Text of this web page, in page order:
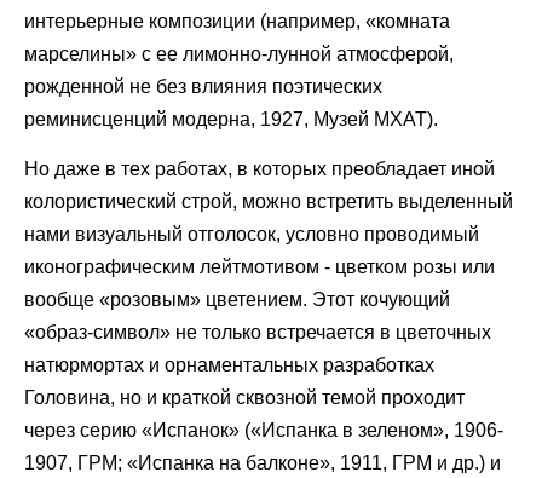
интерьерные композиции (например, «комната
марселины» с ее лимонно-лунной атмосферой,
рожденной не без влияния поэтических
реминисценций модерна, 1927, Музей МХАТ).
Но даже в тех работах, в которых преобладает иной
колористический строй, можно встретить выделенный
нами визуальный отголосок, условно проводимый
иконографическим лейтмотивом - цветком розы или
вообще «розовым» цветением. Этот кочующий
«образ-символ» не только встречается в цветочных
натюрмортах и орнаментальных разработках
Головина, но и краткой сквозной темой проходит
через серию «Испанок» («Испанка в зеленом», 1906-
1907, ГРМ; «Испанка на балконе», 1911, ГРМ и др.) и